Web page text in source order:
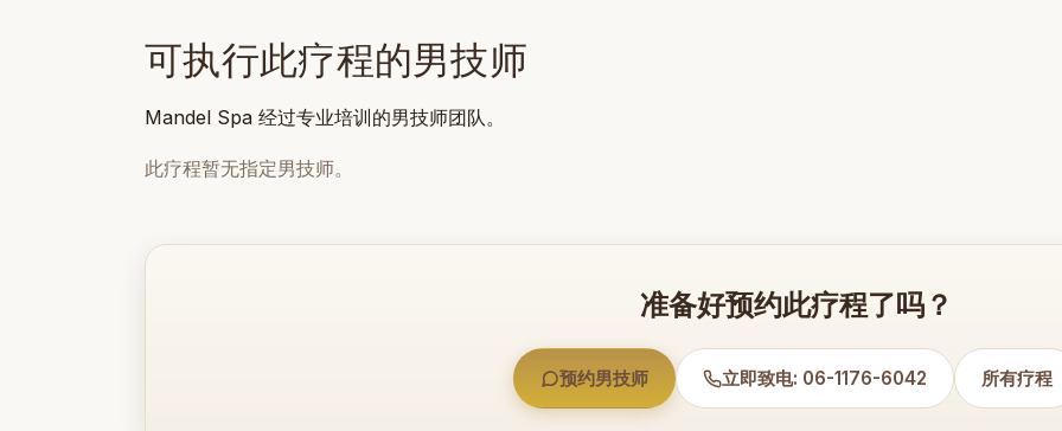
可执行此疗程的男技师
Mandel Spa 经过专业培训的男技师团队。
此疗程暂无指定男技师。
准备好预约此疗程了吗？
预约男技师 立即致电: 06-1176-6042 所有疗程